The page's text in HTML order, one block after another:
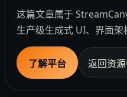
这篇文章属于
生产级生成式 UI、界面架
了解平台 返回资